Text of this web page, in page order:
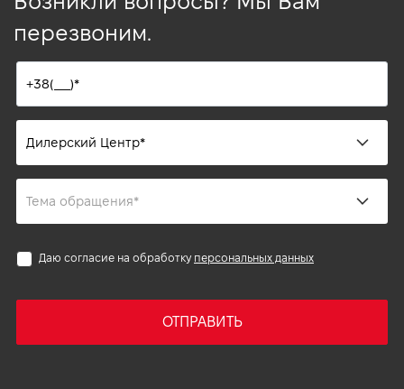
перезвоним.
Даю согласие на обработку персональных данных
ОТПРАВИТЬ